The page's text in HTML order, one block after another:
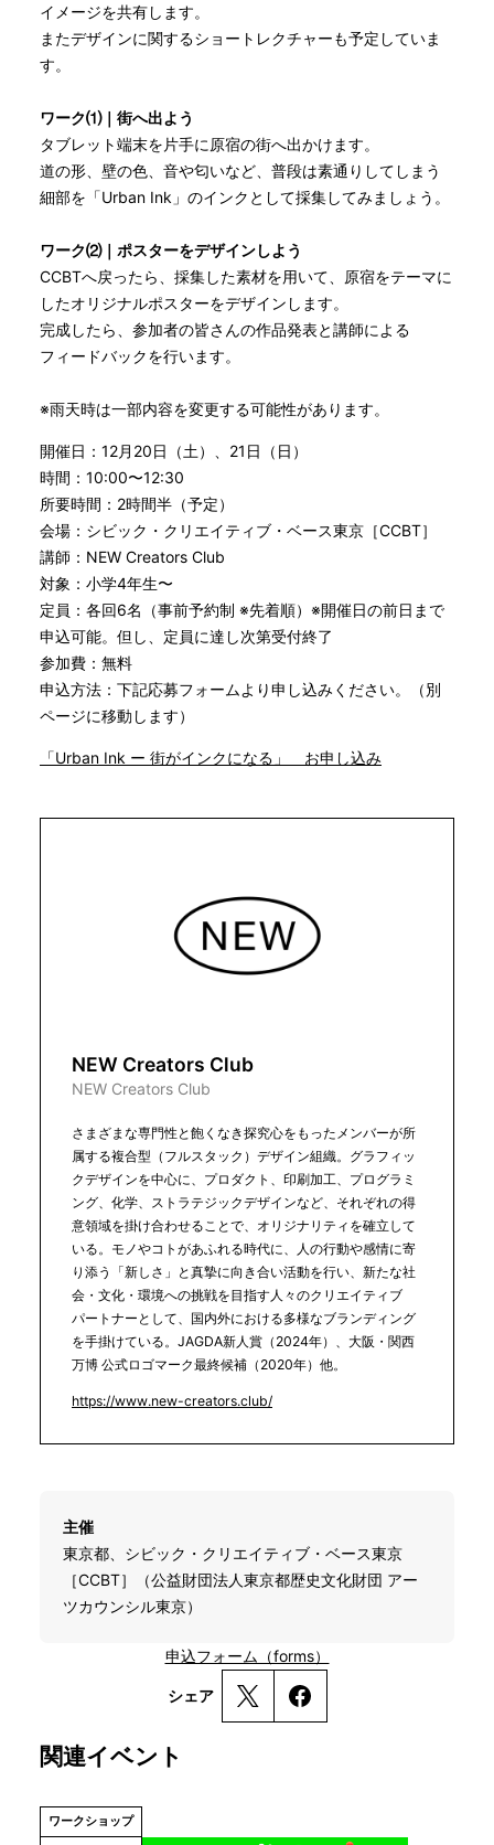
イメージを共有します。
またデザインに関するショートレクチャーも予定していま
す。
ワーク⑴｜街へ出よう
タブレット端末を片手に原宿の街へ出かけます。
道の形、壁の色、音や匂いなど、普段は素通りしてしまう
細部を「Urban Ink」のインクとして採集してみましょう。
ワーク⑵｜ポスターをデザインしよう
CCBTへ戻ったら、採集した素材を用いて、原宿をテーマに
したオリジナルポスターをデザインします。
完成したら、参加者の皆さんの作品発表と講師による
フィードバックを行います。
※雨天時は一部内容を変更する可能性があります。
開催日：12月20日（土）、21日（日）
時間：10:00〜12:30
所要時間：2時間半（予定）
会場：シビック・クリエイティブ・ベース東京［CCBT］
講師：NEW Creators Club
対象：小学4年生〜
定員：各回6名（事前予約制 ※先着順）※開催日の前日まで
申込可能。但し、定員に達し次第受付終了
参加費：無料
申込方法：下記応募フォームより申し込みください。（別
ページに移動します）
「Urban Ink ー 街がインクになる」 お申し込み
NEW Creators Club
NEW Creators Club
さまざまな専門性と飽くなき探究心をもったメンバーが所
属する複合型（フルスタック）デザイン組織。グラフィッ
クデザインを中心に、プロダクト、印刷加工、プログラミ
ング、化学、ストラテジックデザインなど、それぞれの得
意領域を掛け合わせることで、オリジナリティを確立して
いる。モノやコトがあふれる時代に、人の行動や感情に寄
り添う「新しさ」と真摯に向き合い活動を行い、新たな社
会・文化・環境への挑戦を目指す人々のクリエイティブ
パートナーとして、国内外における多様なブランディング
を手掛けている。JAGDA新人賞（2024年）、大阪・関西
万博 公式ロゴマーク最終候補（2020年）他。
https://www.new-creators.club/
主催
東京都、シビック・クリエイティブ・ベース東京
［CCBT］（公益財団法人東京都歴史文化財団 アー
ツカウンシル東京）
申込フォーム（forms）
シェア
関連イベント
ワークショップ